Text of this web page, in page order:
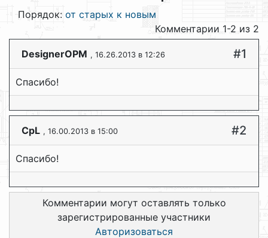
Порядок: от старых к новым
Комментарии 1-2 из 2
DesignerOPM , 16.26.2013 в 12:26 #1
Спасибо!
CpL , 16.00.2013 в 15:00 #2
Спасибо!
Комментарии могут оставлять только
зарегистрированные участники
Авторизоваться